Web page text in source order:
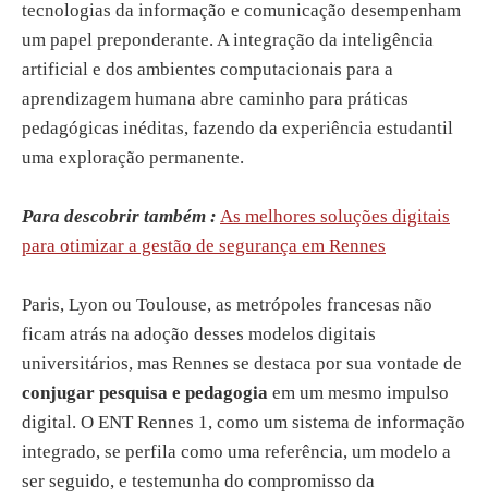
tecnologias da informação e comunicação desempenham
um papel preponderante. A integração da inteligência
artificial e dos ambientes computacionais para a
aprendizagem humana abre caminho para práticas
pedagógicas inéditas, fazendo da experiência estudantil
uma exploração permanente.
Para descobrir também : As melhores soluções digitais
para otimizar a gestão de segurança em Rennes
Paris, Lyon ou Toulouse, as metrópoles francesas não
ficam atrás na adoção desses modelos digitais
universitários, mas Rennes se destaca por sua vontade de
conjugar pesquisa e pedagogia em um mesmo impulso
digital. O ENT Rennes 1, como um sistema de informação
integrado, se perfila como uma referência, um modelo a
ser seguido, e testemunha do compromisso da